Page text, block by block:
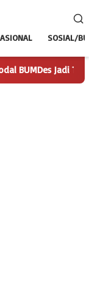
SOSIAL/
Jadi Tanda